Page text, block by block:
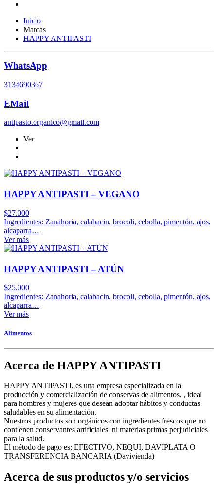
Inicio
Marcas
HAPPY ANTIPASTI
WhatsApp
3134690367
EMail
antipasto.organico@gmail.com
Ver
HAPPY ANTIPASTI – VEGANO
$27.000
Ingredientes: Zanahoria, calabacin, brocoli, cebolla, pimentón, ajos,
alcaparra…
Ver más
HAPPY ANTIPASTI – ATÚN
$25.000
Ingredientes: Zanahoria, calabacin, brocoli, cebolla, pimentón, ajos,
alcaparra…
Ver más
Alimentos
Acerca de HAPPY ANTIPASTI
HAPPY ANTIPASTI, es una empresa especializada en la
producción y comercialización de conservas de alimentos, , ideal
para hombres y mujeres que desean adoptar hábitos y conductas
saludables en su alimentación.
Nuestros productos son orgánicos con ingredientes frescos que no
contienen conservantes artificiales, ni materias primas perjudiciales
para la salud.
El método de pago es; EFECTIVO, NEQUI, DAVIPLATA O
TRANSFERENCIA BANCARIA (Davivienda)
Acerca de sus productos y/o servicios